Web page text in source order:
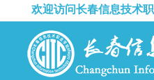
欢迎访问长春